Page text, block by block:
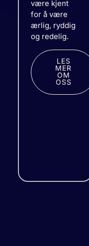
være kjent
for å være
ærlig, ryddig
og redelig.
LES
MER
OM
OSS